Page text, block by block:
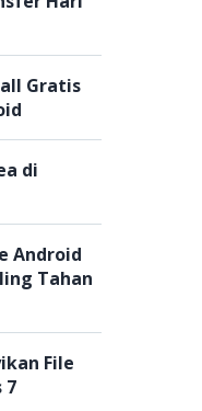
Gratis
di
Android
Tahan
File
7